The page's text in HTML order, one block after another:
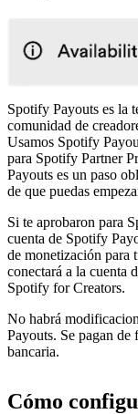
Spotify Payouts es la
comunidad de
Usamos Spotify
para Spotify Partner
Payouts es un paso
de que puedas
Si te aprobaron para
cuenta de Spotify
de monetización para
conectará a la cuenta
Spotify for Creators.
No habrá
Payouts. Se pagan de
bancaria.
Cómo